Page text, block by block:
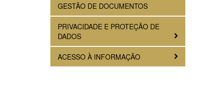
GESTÃO DE DOCUMENTOS
PRIVACIDADE E PROTEÇÃO DE
DADOS
ACESSO À INFORMAÇÃO